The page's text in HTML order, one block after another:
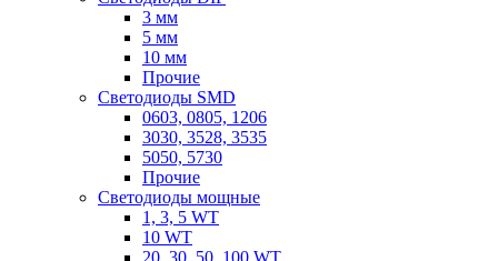
3 мм
5 мм
10 мм
Прочие
Светодиоды SMD
0603, 0805, 1206
3030, 3528, 3535
5050, 5730
Прочие
Светодиоды мощные
1, 3, 5 WT
10 WT
20, 30, 50, 100 WT